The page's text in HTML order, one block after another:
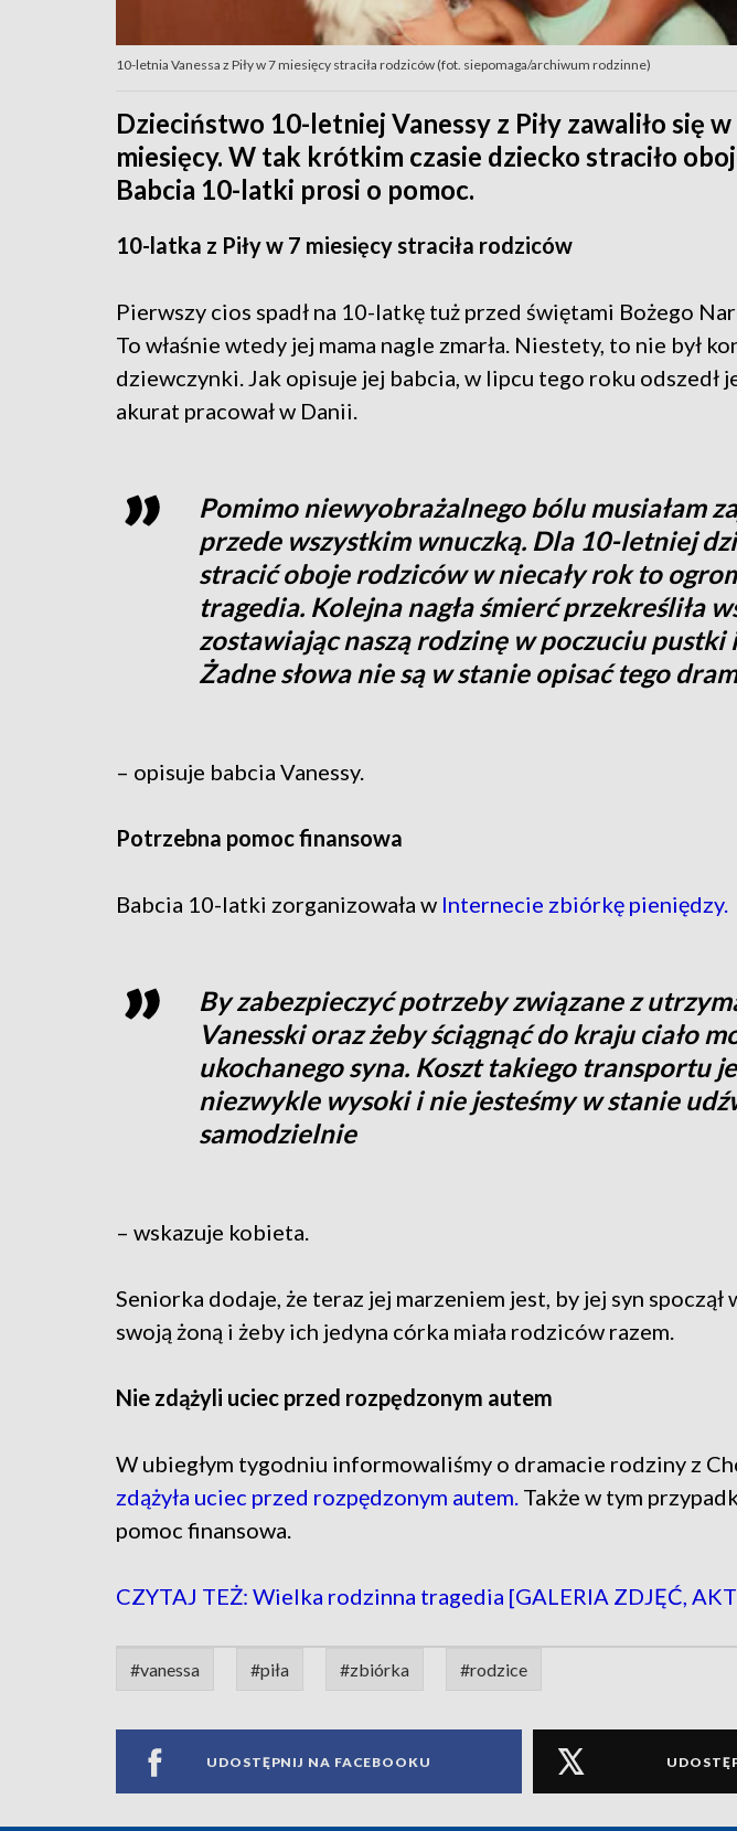
10-letnia Vanessa z Piły w 7 miesięcy straciła rodziców (fot. siepomaga/archiwum rodzinne)
Dzieciństwo 10-letniej Vanessy z Piły zawaliło się
miesięcy. W tak krótkim czasie dziecko straciło
Babcia 10-latki prosi o pomoc.
10-latka z Piły w 7 miesięcy straciła rodziców
Pierwszy cios spadł na 10-latkę tuż przed świętami Bożego
To właśnie wtedy jej mama nagle zmarła. Niestety, to nie był
dziewczynki. Jak opisuje jej babcia, w lipcu tego roku odszedł
akurat pracował w Danii.
Pomimo niewyobrażalnego bólu musiałam
przede wszystkim wnuczką. Dla 10-letniej
stracić oboje rodziców w niecały rok to
tragedia. Kolejna nagła śmierć przekreśliła
zostawiając naszą rodzinę w poczuciu pustki
Żadne słowa nie są w stanie opisać tego
– opisuje babcia Vanessy.
Potrzebna pomoc finansowa
Babcia 10-latki zorganizowała w Internecie zbiórkę pieniędzy.
By zabezpieczyć potrzeby związane z
Vanesski oraz żeby ściągnąć do kraju ciało
ukochanego syna. Koszt takiego transportu
niezwykle wysoki i nie jesteśmy w stanie
samodzielnie
– wskazuje kobieta.
Seniorka dodaje, że teraz jej marzeniem jest, by jej syn spoczął
swoją żoną i żeby ich jedyna córka miała rodziców razem.
Nie zdążyli uciec przed rozpędzonym autem
W ubiegłym tygodniu informowaliśmy o dramacie rodziny z
zdążyła uciec przed rozpędzonym autem. Także w tym
pomoc finansowa.
CZYTAJ TEŻ: Wielka rodzinna tragedia [GALERIA ZDJĘĆ,
#vanessa #piła #zbiórka #rodzice
UDOSTĘPNIJ NA FACEBOOKU